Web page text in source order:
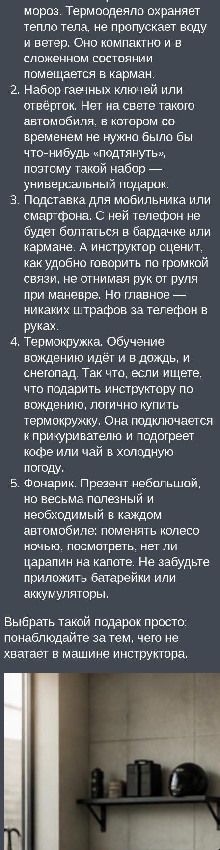
мороз. Термоодеяло охраняет
тепло тела, не пропускает воду
и ветер. Оно компактно и в
сложенном состоянии
помещается в карман.
Набор гаечных ключей или
отвёрток. Нет на свете такого
автомобиля, в котором со
временем не нужно было бы
что-нибудь «подтянуть»,
поэтому такой набор —
универсальный подарок.
Подставка для мобильника или
смартфона. С ней телефон не
будет болтаться в бардачке или
кармане. А инструктор оценит,
как удобно говорить по громкой
связи, не отнимая рук от руля
при маневре. Но главное —
никаких штрафов за телефон в
руках.
Термокружка. Обучение
вождению идёт и в дождь, и
снегопад. Так что, если ищете,
что подарить инструктору по
вождению, логично купить
термокружку. Она подключается
к прикуривателю и подогреет
кофе или чай в холодную
погоду.
Фонарик. Презент небольшой,
но весьма полезный и
необходимый в каждом
автомобиле: поменять колесо
ночью, посмотреть, нет ли
царапин на капоте. Не забудьте
приложить батарейки или
аккумуляторы.
Выбрать такой подарок просто:
понаблюдайте за тем, чего не
хватает в машине инструктора.